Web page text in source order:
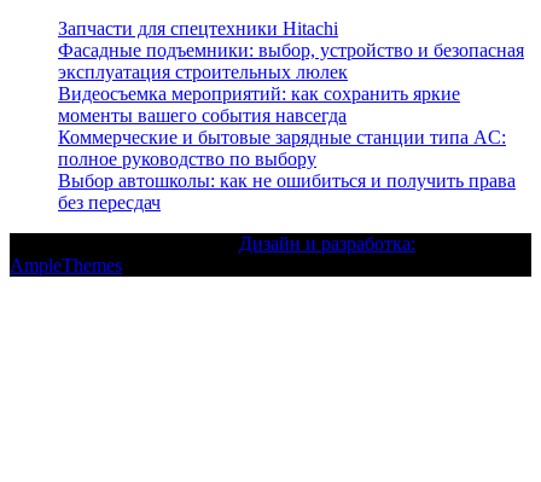
Запчасти для спецтехники Hitachi
Фасадные подъемники: выбор, устройство и безопасная
эксплуатация строительных люлек
Видеосъемка мероприятий: как сохранить яркие
моменты вашего события навсегда
Коммерческие и бытовые зарядные станции типа AC:
полное руководство по выбору
Выбор автошколы: как не ошибиться и получить права
без пересдач
Дизайн и разработка:
AmpleThemes